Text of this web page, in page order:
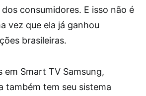
consumidores. E isso não é
vez que ela já ganhou
brasileiras.
em Smart TV Samsung,
também tem seu sistema